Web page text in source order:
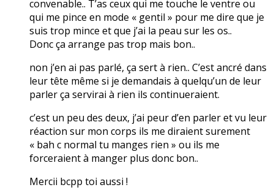
convenable.. T’as ceux qui me touche le ventre ou
qui me pince en mode « gentil » pour me dire que je
suis trop mince et que j’ai la peau sur les os..
Donc ça arrange pas trop mais bon..
non j’en ai pas parlé, ça sert à rien.. C’est ancré dans
leur tête même si je demandais à quelqu’un de leur
parler ça servirai à rien ils continueraient.
c’est un peu des deux, j’ai peur d’en parler et vu leur
réaction sur mon corps ils me diraient surement
« bah c normal tu manges rien » ou ils me
forceraient à manger plus donc bon..
Mercii bcpp toi aussi !